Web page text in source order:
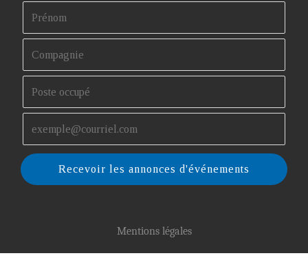
Recevoir les annonces d'événements
Mentions légales